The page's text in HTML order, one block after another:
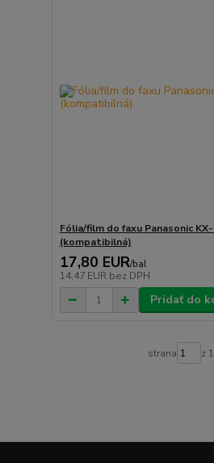
Fólia/film do faxu Panasonic KX-
(kompatibilná)
17,80 EUR/bal
14,47 EUR bez DPH
Pridať do
strana z 1